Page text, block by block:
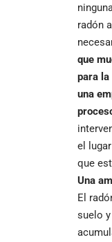
radón
que
para la
una
el
que
Una
El
suelo